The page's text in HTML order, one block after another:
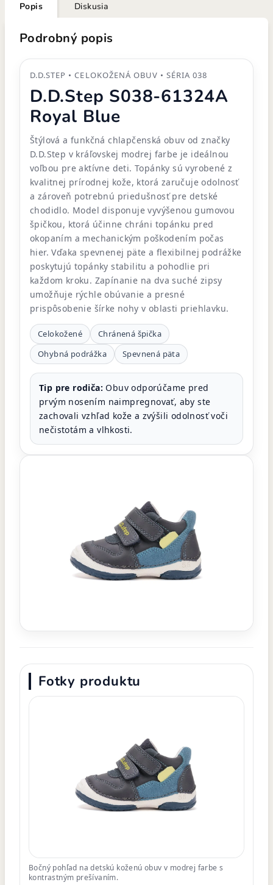
Popis Diskusia
Podrobný popis
D.D.STEP • CELOKOŽENÁ OBUV • SÉRIA 038
D.D.Step S038-61324A
Royal Blue
Štýlová a funkčná chlapčenská obuv od značky
D.D.Step v kráľovskej modrej farbe je ideálnou
voľbou pre aktívne deti. Topánky sú vyrobené z
kvalitnej prírodnej kože, ktorá zaručuje odolnosť
a zároveň potrebnú priedušnosť pre detské
chodidlo. Model disponuje vyvýšenou gumovou
špičkou, ktorá účinne chráni topánku pred
okopaním a mechanickým poškodením počas
hier. Vďaka spevnenej päte a flexibilnej podrážke
poskytujú topánky stabilitu a pohodlie pri
každom kroku. Zapínanie na dva suché zipsy
umožňuje rýchle obúvanie a presné
prispôsobenie šírke nohy v oblasti priehlavku.
Celokožené
Chránená špička
Ohybná podrážka
Spevnená päta
Tip pre rodiča: Obuv odporúčame pred
prvým nosením naimpregnovať, aby ste
zachovali vzhľad kože a zvýšili odolnosť voči
nečistotám a vlhkosti.
Fotky produktu
Bočný pohľad na detskú koženú obuv v modrej farbe s
kontrastným prešívaním.